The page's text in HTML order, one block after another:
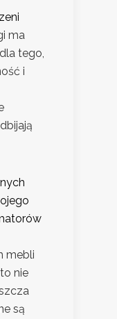
ma
tego,
i
mebli
nie
są